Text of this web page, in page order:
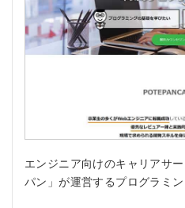
エンジニア向けのキャリアサ
パン」が運営するプログラミン